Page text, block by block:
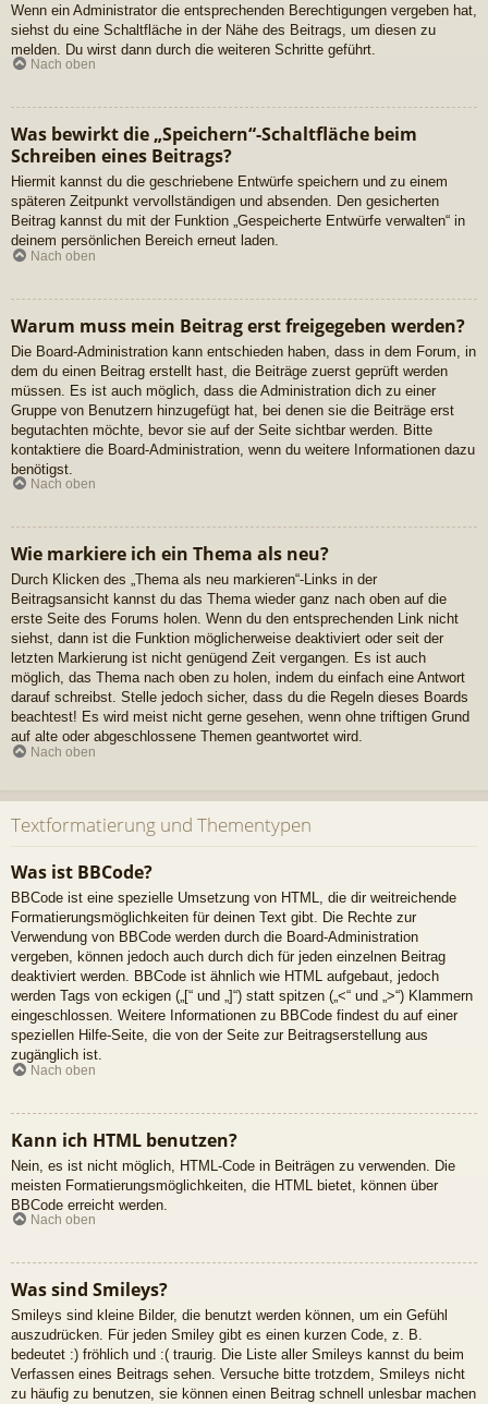
Wenn ein Administrator die entsprechenden Berechtigungen vergeben hat,
siehst du eine Schaltfläche in der Nähe des Beitrags, um diesen zu
melden. Du wirst dann durch die weiteren Schritte geführt.
Nach oben
Was bewirkt die „Speichern“-Schaltfläche beim
Schreiben eines Beitrags?
Hiermit kannst du die geschriebene Entwürfe speichern und zu einem
späteren Zeitpunkt vervollständigen und absenden. Den gesicherten
Beitrag kannst du mit der Funktion „Gespeicherte Entwürfe verwalten“ in
deinem persönlichen Bereich erneut laden.
Nach oben
Warum muss mein Beitrag erst freigegeben werden?
Die Board-Administration kann entschieden haben, dass in dem Forum, in
dem du einen Beitrag erstellt hast, die Beiträge zuerst geprüft werden
müssen. Es ist auch möglich, dass die Administration dich zu einer
Gruppe von Benutzern hinzugefügt hat, bei denen sie die Beiträge erst
begutachten möchte, bevor sie auf der Seite sichtbar werden. Bitte
kontaktiere die Board-Administration, wenn du weitere Informationen dazu
benötigst.
Nach oben
Wie markiere ich ein Thema als neu?
Durch Klicken des „Thema als neu markieren“-Links in der
Beitragsansicht kannst du das Thema wieder ganz nach oben auf die
erste Seite des Forums holen. Wenn du den entsprechenden Link nicht
siehst, dann ist die Funktion möglicherweise deaktiviert oder seit der
letzten Markierung ist nicht genügend Zeit vergangen. Es ist auch
möglich, das Thema nach oben zu holen, indem du einfach eine Antwort
darauf schreibst. Stelle jedoch sicher, dass du die Regeln dieses Boards
beachtest! Es wird meist nicht gerne gesehen, wenn ohne triftigen Grund
auf alte oder abgeschlossene Themen geantwortet wird.
Nach oben
Textformatierung und Thementypen
Was ist BBCode?
BBCode ist eine spezielle Umsetzung von HTML, die dir weitreichende
Formatierungsmöglichkeiten für deinen Text gibt. Die Rechte zur
Verwendung von BBCode werden durch die Board-Administration
vergeben, können jedoch auch durch dich für jeden einzelnen Beitrag
deaktiviert werden. BBCode ist ähnlich wie HTML aufgebaut, jedoch
werden Tags von eckigen („[“ und „]“) statt spitzen („<“ und „>“) Klammern
eingeschlossen. Weitere Informationen zu BBCode findest du auf einer
speziellen Hilfe-Seite, die von der Seite zur Beitragserstellung aus
zugänglich ist.
Nach oben
Kann ich HTML benutzen?
Nein, es ist nicht möglich, HTML-Code in Beiträgen zu verwenden. Die
meisten Formatierungsmöglichkeiten, die HTML bietet, können über
BBCode erreicht werden.
Nach oben
Was sind Smileys?
Smileys sind kleine Bilder, die benutzt werden können, um ein Gefühl
auszudrücken. Für jeden Smiley gibt es einen kurzen Code, z. B.
bedeutet :) fröhlich und :( traurig. Die Liste aller Smileys kannst du beim
Verfassen eines Beitrags sehen. Versuche bitte trotzdem, Smileys nicht
zu häufig zu benutzen, sie können einen Beitrag schnell unlesbar machen